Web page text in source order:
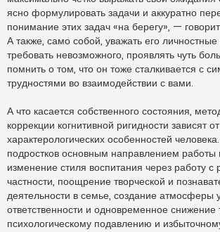
ясно формулировать задачи и аккуратно
понимание этих задач «на берегу», —
А также, само собой, уважать его
требовать невозможного, проявлять чуть
помнить о том, что он тоже сталкивается с
трудностями во взаимодействии с вами.
А что касается собственного состояния,
коррекции когнитивной ригидности зависят
характерологических особенностей
подростков основным направлением работы
изменение стиля воспитания через работу с
частности, поощрение творческой и
деятельности в семье, создание атмосферы
ответственности и одновременное снижение
психологическому подавлению и